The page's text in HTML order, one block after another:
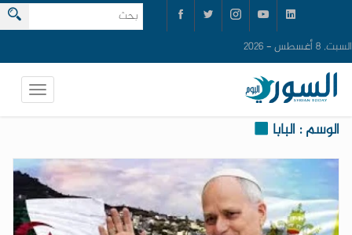
السبت, 8 أغسطس - 2026
الوسم : البابا